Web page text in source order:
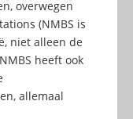
overwegen
(NMBS is
niet alleen de
heeft ook
allemaal